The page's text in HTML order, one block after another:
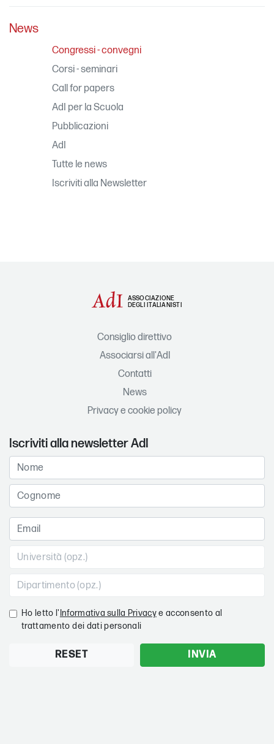
News
Congressi - convegni
Corsi - seminari
Call for papers
AdI per la Scuola
Pubblicazioni
AdI
Tutte le news
Iscriviti alla Newsletter
ASSOCIAZIONE
DEGLI ITALIANISTI
Consiglio direttivo
Associarsi all'AdI
Contatti
News
Privacy e cookie policy
Iscriviti alla newsletter AdI
Ho letto l' Informativa sulla Privacye acconsento al
trattamento dei dati personali
RESET INVIA